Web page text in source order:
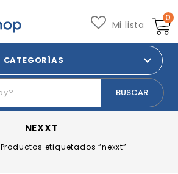
0
Mi lista
CATEGORÍAS
NEXXT
Productos etiquetados “nexxt”